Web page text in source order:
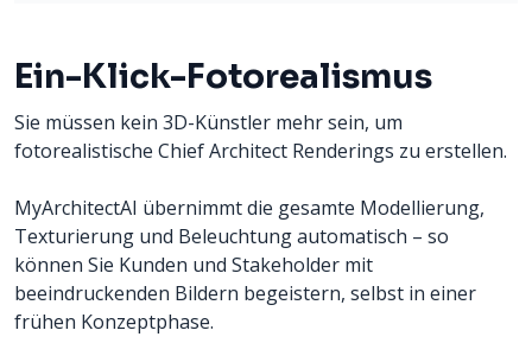
Ein-Klick-Fotorealismus
Sie müssen kein 3D-Künstler mehr sein, um
fotorealistische Chief Architect Renderings zu erstellen.
MyArchitectAI übernimmt die gesamte Modellierung,
Texturierung und Beleuchtung automatisch – so
können Sie Kunden und Stakeholder mit
beeindruckenden Bildern begeistern, selbst in einer
frühen Konzeptphase.